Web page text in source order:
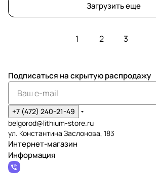
Загрузить еще
1 2 3
Подписаться на скрытую распродажу
+7 (472) 240-21-49
belgorod@lithium-store.ru
ул. Константина Заслонова, 183
Интернет-магазин
Информация